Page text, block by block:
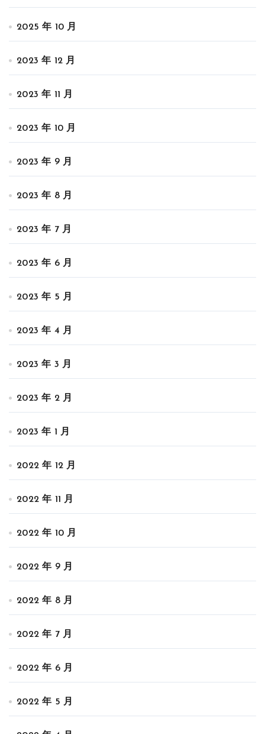
2025 年 10 月
2023 年 12 月
2023 年 11 月
2023 年 10 月
2023 年 9 月
2023 年 8 月
2023 年 7 月
2023 年 6 月
2023 年 5 月
2023 年 4 月
2023 年 3 月
2023 年 2 月
2023 年 1 月
2022 年 12 月
2022 年 11 月
2022 年 10 月
2022 年 9 月
2022 年 8 月
2022 年 7 月
2022 年 6 月
2022 年 5 月